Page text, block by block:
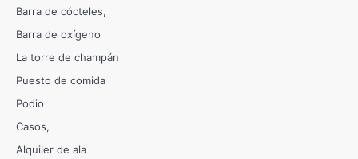
Barra de cócteles
Barra de oxígeno
La torre de champán
Puesto de comida
Podio
Casos
Alquiler de ala